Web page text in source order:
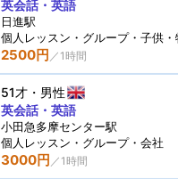
2500円
英会話・英語
日進駅
個人 レッスン ・グループ・子供・
51才 男性
3000円
英会話・英語
小田急多摩センター駅
個人 レッスン ・グループ・会社